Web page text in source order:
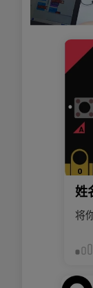
姓
将